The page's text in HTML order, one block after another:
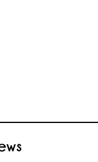
se associato